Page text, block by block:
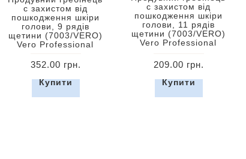
с захистом від
пошкодження шкіри
голови, 9 рядів
щетини (7003/VERO)
Vero Professional
352.00 грн.
Купити
с захистом від
пошкодження шкіри
голови, 11 рядів
щетини (7003/VERO)
Vero Professional
209.00 грн.
Купити